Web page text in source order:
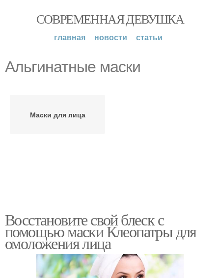
СОВРЕМЕННАЯ ДЕВУШКА
главная новости статьи
Альгинатные маски
Маски для лица
Восстановите свой блеск с
помощью маски Клеопатры для
омоложения лица